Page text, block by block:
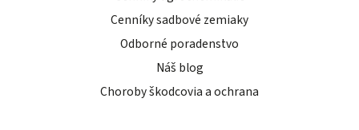
Cenníky sadbové zemiaky
Odborné poradenstvo
Náš blog
Choroby škodcovia a ochrana